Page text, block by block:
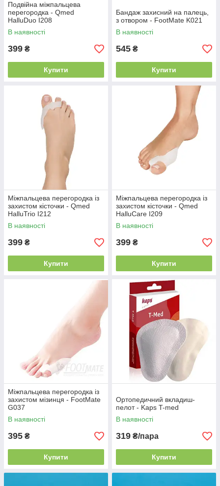
Подвійна міжпальцева
перегородка - Qmed
HalluDuo I208
В наявності
399 ₴
Купити
Бандаж захисний на палець,
з отвором - FootMate K021
В наявності
545 ₴
Купити
Міжпальцева перегородка із
захистом кісточки - Qmed
HalluTrio I212
В наявності
399 ₴
Купити
Міжпальцева перегородка із
захистом кісточки - Qmed
HalluCare I209
В наявності
399 ₴
Купити
Міжпальцева перегородка із
захистом мізинця - FootMate
G037
В наявності
395 ₴
Купити
Ортопедичний вкладиш-
пелот - Kaps T-med
В наявності
319 ₴/пара
Купити